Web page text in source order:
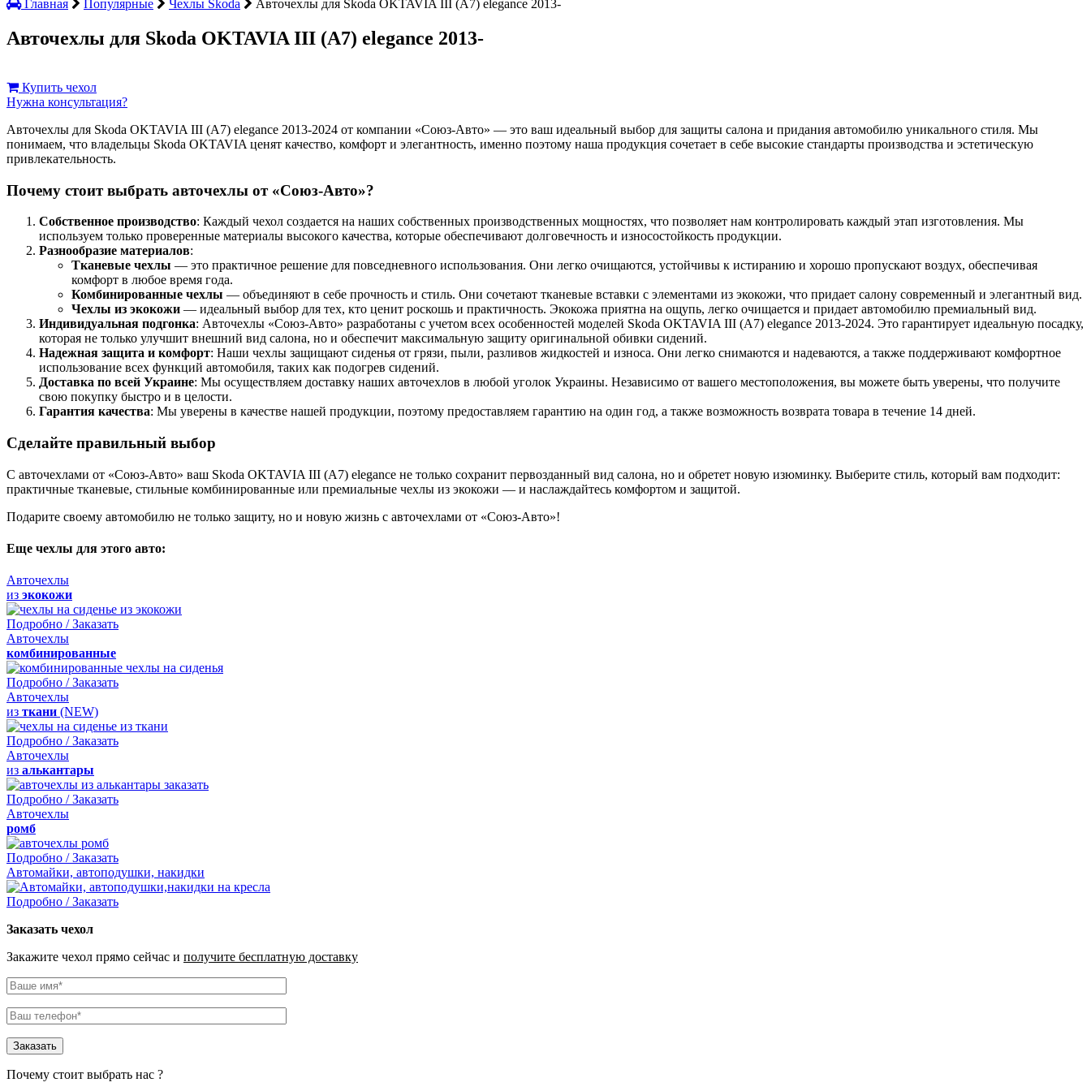
Главная Популярные Чехлы Skoda Авточехлы для Skoda OKTAVIA III (A7) elegance 2013-
Авточехлы для Skoda OKTAVIA III (A7) elegance 2013-
Купить чехол
Нужна консультация?
Авточехлы для Skoda OKTAVIA III (A7) elegance 2013-2024 от компании «Союз-Авто» — это ваш идеальный выбор для защиты салона и придания автомобилю уникального стиля. Мы
понимаем, что владельцы Skoda OKTAVIA ценят качество, комфорт и элегантность, именно поэтому наша продукция сочетает в себе высокие стандарты производства и эстетическую
привлекательность.
Почему стоит выбрать авточехлы от «Союз-Авто»?
Собственное производство: Каждый чехол создается на наших собственных производственных мощностях, что позволяет нам контролировать каждый этап изготовления. Мы
используем только проверенные материалы высокого качества, которые обеспечивают долговечность и износостойкость продукции.
Разнообразие материалов:
Тканевые чехлы — это практичное решение для повседневного использования. Они легко очищаются, устойчивы к истиранию и хорошо пропускают воздух, обеспечивая
комфорт в любое время года.
Комбинированные чехлы — объединяют в себе прочность и стиль. Они сочетают тканевые вставки с элементами из экокожи, что придает салону современный и элегантный вид.
Чехлы из экокожи — идеальный выбор для тех, кто ценит роскошь и практичность. Экокожа приятна на ощупь, легко очищается и придает автомобилю премиальный вид.
Индивидуальная подгонка: Авточехлы «Союз-Авто» разработаны с учетом всех особенностей моделей Skoda OKTAVIA III (A7) elegance 2013-2024. Это гарантирует идеальную посадку,
которая не только улучшит внешний вид салона, но и обеспечит максимальную защиту оригинальной обивки сидений.
Надежная защита и комфорт: Наши чехлы защищают сиденья от грязи, пыли, разливов жидкостей и износа. Они легко снимаются и надеваются, а также поддерживают комфортное
использование всех функций автомобиля, таких как подогрев сидений.
Доставка по всей Украине: Мы осуществляем доставку наших авточехлов в любой уголок Украины. Независимо от вашего местоположения, вы можете быть уверены, что получите
свою покупку быстро и в целости.
Гарантия качества: Мы уверены в качестве нашей продукции, поэтому предоставляем гарантию на один год, а также возможность возврата товара в течение 14 дней.
Сделайте правильный выбор
С авточехлами от «Союз-Авто» ваш Skoda OKTAVIA III (A7) elegance не только сохранит первозданный вид салона, но и обретет новую изюминку. Выберите стиль, который вам подходит:
практичные тканевые, стильные комбинированные или премиальные чехлы из экокожи — и наслаждайтесь комфортом и защитой.
Подарите своему автомобилю не только защиту, но и новую жизнь с авточехлами от «Союз-Авто»!
Еще чехлы для этого авто:
Авточехлы
из экокожи
Подробно / Заказать
Авточехлы
комбинированные
Подробно / Заказать
Авточехлы
из ткани (NEW)
Подробно / Заказать
Авточехлы
из алькантары
Подробно / Заказать
Авточехлы
ромб
Подробно / Заказать
Автомайки, автоподушки, накидки
Подробно / Заказать
Заказать чехол
Закажите чехол прямо сейчас и получите бесплатную доставку
Почему стоит выбрать нас ?